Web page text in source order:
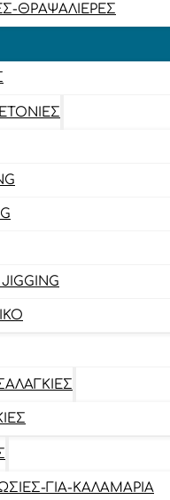
ΘΡΑΨΑΛΙΈΡΕΣ
ΓΙΑ-ΚΑΛΑΜΆΡΙΑ